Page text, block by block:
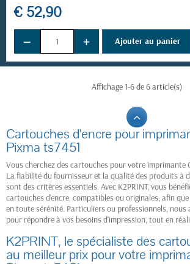
€ 52,90
− + Ajouter au panier
Affichage 1-6 de 6 article(s)
Cartouches d'encre pour
Pixma ts7451
Vous cherchez des cartouches pour votre imprimante
La fiabilité du fournisseur et la qualité des produits à
sont des critères essentiels. Avec K2PRINT, vous
cartouches d'encre, compatibles ou originales, afin
en toute sérénité. Particuliers ou professionnels, nous
pour répondre à vos besoins d'impression, tout en
K2PRINT, le spécialiste des
au meilleur prix pour votre